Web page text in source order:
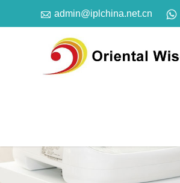
 admin@iplchina.net.cn